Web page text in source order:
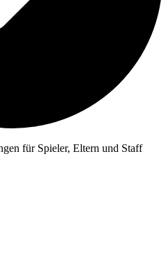
für Spieler, Eltern und Staff